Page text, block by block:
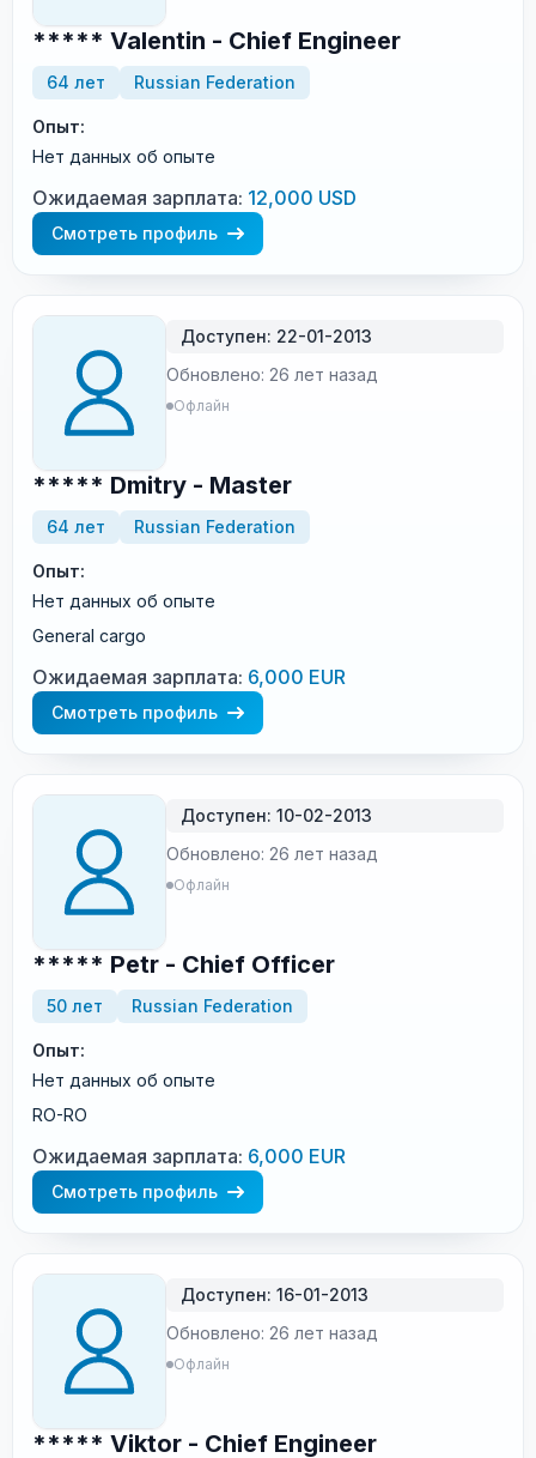
***** Valentin - Chief Engineer
64 лет Russian Federation
Опыт:
Нет данных об опыте
Ожидаемая зарплата: 12,000 USD
Смотреть профиль
Доступен: 22-01-2013
Обновлено: 26 лет назад
Офлайн
***** Dmitry - Master
64 лет Russian Federation
Опыт:
Нет данных об опыте
General cargo
Ожидаемая зарплата: 6,000 EUR
Смотреть профиль
Доступен: 10-02-2013
Обновлено: 26 лет назад
Офлайн
***** Petr - Chief Officer
50 лет Russian Federation
Опыт:
Нет данных об опыте
RO-RO
Ожидаемая зарплата: 6,000 EUR
Смотреть профиль
Доступен: 16-01-2013
Обновлено: 26 лет назад
Офлайн
***** Viktor - Chief Engineer